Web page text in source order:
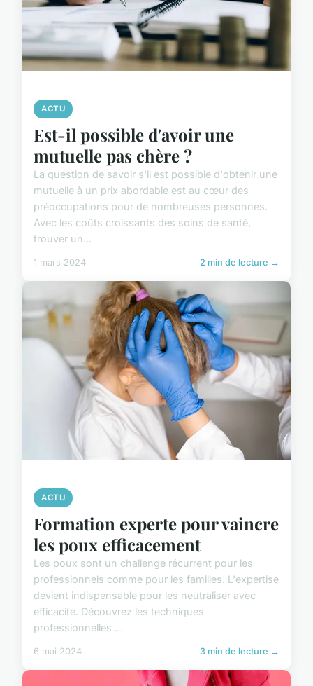
ACTU
Est-il possible d'avoir une
mutuelle pas chère ?
La question de savoir s'il est possible d'obtenir une
mutuelle à un prix abordable est au cœur des
préoccupations pour de nombreuses personnes.
Avec les coûts croissants des soins de santé,
trouver un...
1 mars 2024 2 min de lecture →
ACTU
Formation experte pour vaincre
les poux efficacement
Les poux sont un challenge récurrent pour les
professionnels comme pour les familles. L'expertise
devient indispensable pour les neutraliser avec
efficacité. Découvrez les techniques
professionnelles ...
6 mai 2024 3 min de lecture →